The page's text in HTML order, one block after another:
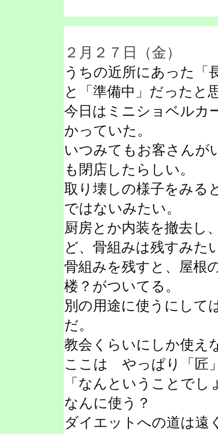
２月２７日（金）
うちの近所にあった「
と「準備中」だったと
今日はミニショベルカ
かっていた。
いつみてもお客さんが
も閉店したらしい。
取り壊しの様子をみる
ではないみたい。
厨房とか内装を撤去し
ど、骨組みは残すみた
骨組みを残すと、屋根
楼？がついてる。
別の用途に使うにし
だ。
教会くらいにしか使え
ここは やっぱり「匠
「なんということで
なんに使う？
ダイエットへの道は遠